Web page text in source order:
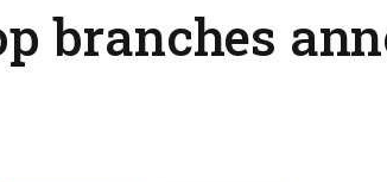
branches